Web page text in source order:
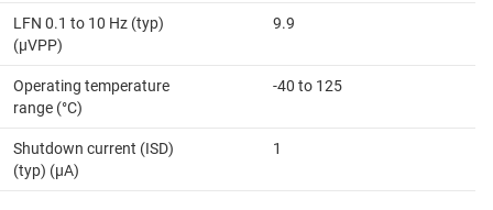
LFN 0.1 to 10 Hz (typ)
(µVPP)
9.9
Operating temperature
range (°C)
-40 to 125
Shutdown current (ISD)
(typ) (µA)
1